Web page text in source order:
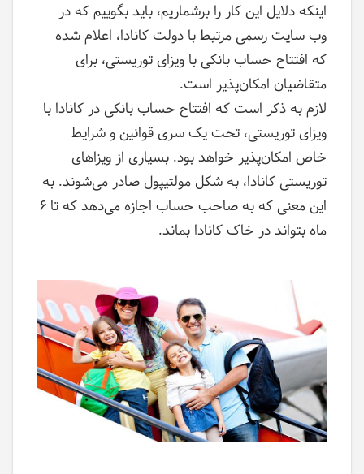
اینکه دلایل این کار را برشماریم، باید بگوییم که در
وب سایت رسمی مرتبط با دولت کانادا، اعلام شده
که افتتاح حساب بانکی با ویزای توریستی، برای
متقاضیان امکان‌پذیر است.
لازم به ذکر است که افتتاح حساب بانکی در کانادا با
ویزای توریستی، تحت یک سری قوانین و شرایط
خاص امکان‌پذیر خواهد بود. بسیاری از ویزاهای
توریستی کانادا، به شکل مولتیپول صادر می‌شوند. به
این معنی که به صاحب حساب اجازه می‌دهد که تا ۶
ماه بتواند در خاک کانادا بماند.